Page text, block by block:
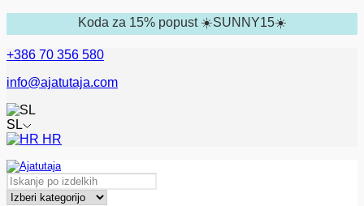
Koda za 15% popust ☀️SUNNY15☀️
+386 70 356 580
info@ajatutaja.com
SL
HR